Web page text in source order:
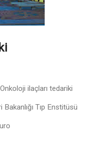
ilaçları tedariki
Tıp Enstitüsü